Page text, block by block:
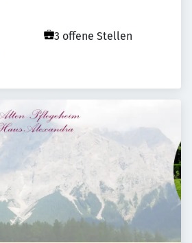
3 offene Stellen